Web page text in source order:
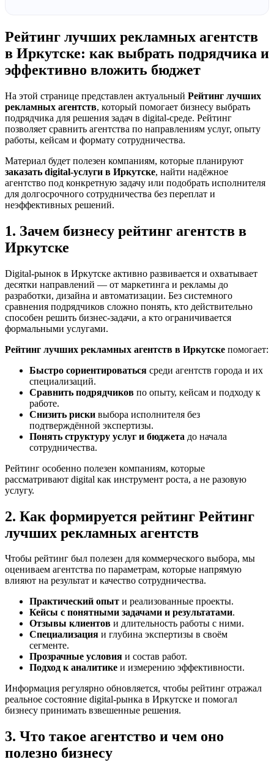
Рейтинг лучших рекламных агентств
в Иркутске: как выбрать подрядчика и
эффективно вложить бюджет
На этой странице представлен актуальный Рейтинг лучших
рекламных агентств, который помогает бизнесу выбрать
подрядчика для решения задач в digital-среде. Рейтинг
позволяет сравнить агентства по направлениям услуг, опыту
работы, кейсам и формату сотрудничества.
Материал будет полезен компаниям, которые планируют
заказать digital-услуги в Иркутске, найти надёжное
агентство под конкретную задачу или подобрать исполнителя
для долгосрочного сотрудничества без переплат и
неэффективных решений.
1. Зачем бизнесу рейтинг агентств в
Иркутске
Digital-рынок в Иркутске активно развивается и охватывает
десятки направлений — от маркетинга и рекламы до
разработки, дизайна и автоматизации. Без системного
сравнения подрядчиков сложно понять, кто действительно
способен решить бизнес-задачи, а кто ограничивается
формальными услугами.
Рейтинг лучших рекламных агентств в Иркутске помогает:
Быстро сориентироваться среди агентств города и их
специализаций.
Сравнить подрядчиков по опыту, кейсам и подходу к
работе.
Снизить риски выбора исполнителя без
подтверждённой экспертизы.
Понять структуру услуг и бюджета до начала
сотрудничества.
Рейтинг особенно полезен компаниям, которые
рассматривают digital как инструмент роста, а не разовую
услугу.
2. Как формируется рейтинг Рейтинг
лучших рекламных агентств
Чтобы рейтинг был полезен для коммерческого выбора, мы
оцениваем агентства по параметрам, которые напрямую
влияют на результат и качество сотрудничества.
Практический опыт и реализованные проекты.
Кейсы с понятными задачами и результатами.
Отзывы клиентов и длительность работы с ними.
Специализация и глубина экспертизы в своём
сегменте.
Прозрачные условия и состав работ.
Подход к аналитике и измерению эффективности.
Информация регулярно обновляется, чтобы рейтинг отражал
реальное состояние digital-рынка в Иркутске и помогал
бизнесу принимать взвешенные решения.
3. Что такое агентство и чем оно
полезно бизнесу